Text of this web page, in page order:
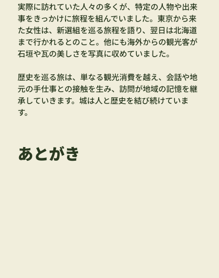
実際に訪れていた人々の多くが、特定の人物や出来
事をきっかけに旅程を組んでいました。東京から来
た女性は、新選組を巡る旅程を語り、翌日は北海道
まで行かれるとのこと。他にも海外からの観光客が
石垣や瓦の美しさを写真に収めていました。
歴史を巡る旅は、単なる観光消費を越え、会話や地
元の手仕事との接触を生み、訪問が地域の記憶を継
承していきます。城は人と歴史を結び続けていま
す。
あとがき